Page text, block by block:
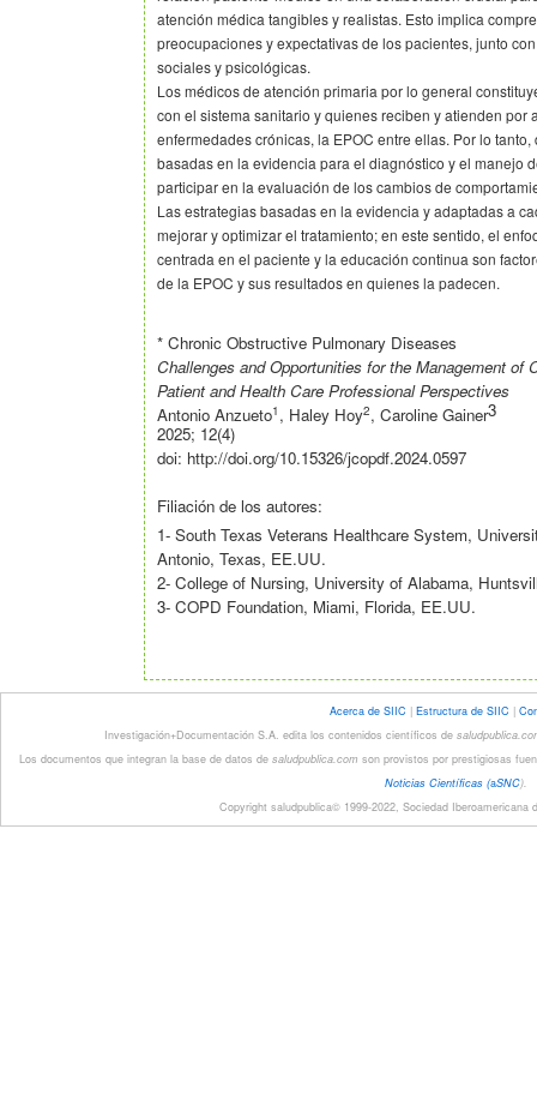
atención médica tangibles y realistas. Esto implica
preocupaciones y expectativas de los pacientes, junto
sociales y psicológicas.
Los médicos de atención primaria por lo general
con el sistema sanitario y quienes reciben y atienden por
enfermedades crónicas, la EPOC entre ellas. Por lo
basadas en la evidencia para el diagnóstico y el manejo
participar en la evaluación de los cambios de
Las estrategias basadas en la evidencia y adaptadas a
mejorar y optimizar el tratamiento; en este sentido, el
centrada en el paciente y la educación continua son
de la EPOC y sus resultados en quienes la padecen.
* Chronic Obstructive Pulmonary Diseases
Challenges and Opportunities for the Management of
Patient and Health Care Professional Perspectives
Antonio Anzueto1 , Haley Hoy2, Caroline Gainer3
2025; 12(4)
doi: http://doi.org/10.15326/jcopdf.2024.0597
Filiación de los autores:
1- South Texas Veterans Healthcare System,
Antonio, Texas, EE.UU.
2- College of Nursing, University of Alabama,
3- COPD Foundation, Miami, Florida, EE.UU.
Acerca de SIIC | Estructura de SIIC |
Investigación+Documentación S.A. edita los contenidos científicos de
Los documentos que integran la base de datos de saludpublica.com son provistos por prestigiosas
Noticias Científicas (aSNC).
Copyright saludpublica© 1999-2022, Sociedad